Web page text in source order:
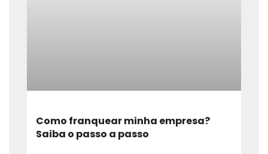
Como franquear minha empresa?
Saiba o passo a passo